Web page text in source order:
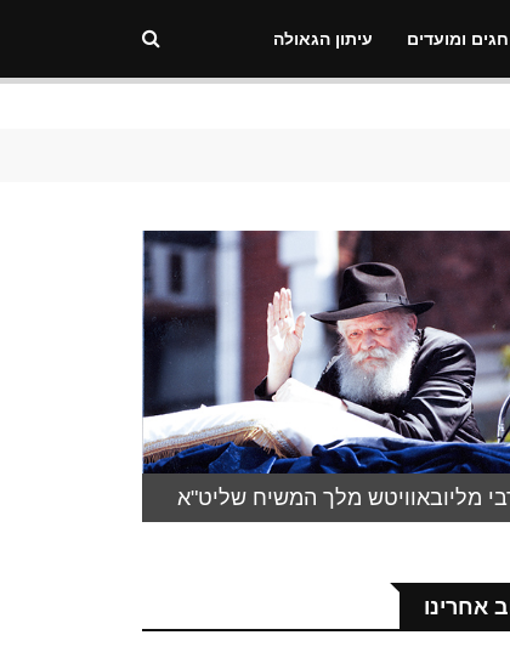
חגים ומועדים עיתון הגאולה
מליובאוויטש מלך המשיח שליט"א
אחרינו